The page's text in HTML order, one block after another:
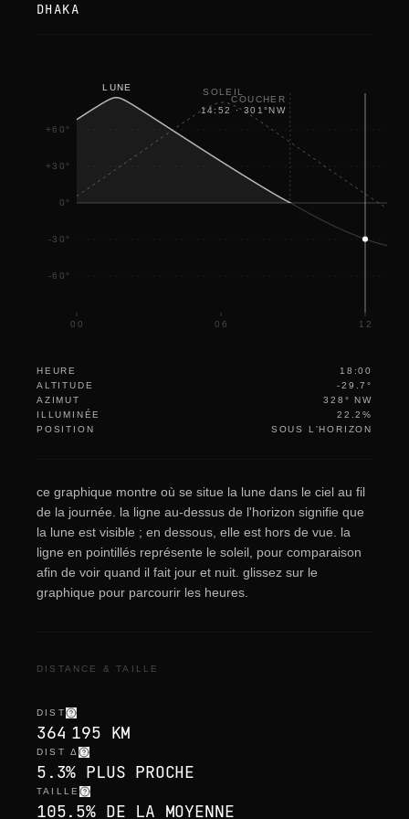
DHAKA
+60°
+30°
0°
-30°
-60°
00 06 12
LUNE SOLEIL
COUCHER
14:52 ·301 °NW
HEURE
18:00
ALTITUDE
-29.7°
AZIMUT
328° NW
ILLUMINÉE
22.2%
POSITION
SOUS L'HORIZON
ce graphique montre où se situe la lune dans le ciel au fil
de la journée. la ligne au-dessus de l'horizon signifie que
la lune est visible ; en dessous, elle est hors de vue. la
ligne en pointillés représente le soleil, pour comparaison
afin de voir quand il fait jour et nuit. glissez sur le
graphique pour parcourir les heures.
DISTANCE & TAILLE
DIST
364 195 KM
DIST Δ
5.3% PLUS PROCHE
TAILLE
105.5% DE LA MOYENNE